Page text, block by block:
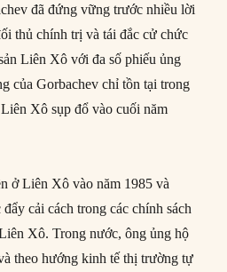
đã đứng vững trước nhiều lời
thủ chính trị và tái đắc cử chức
Liên Xô với đa số phiếu ủng
của Gorbachev chỉ tồn tại trong
Xô sụp đổ vào cuối năm
ở Liên Xô vào năm 1985 và
cải cách trong các chính sách
Xô. Trong nước, ông ủng hộ
theo hướng kinh tế thị trường tự